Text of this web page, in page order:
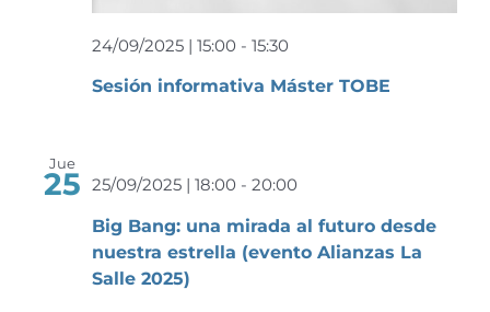
Sesión informativa Máster TOBE
24/09/2025 | 15:00 - 15:30
Jue
25
Big Bang: una mirada al futuro desde
nuestra estrella (evento Alianzas La
Salle 2025)
25/09/2025 | 18:00 - 20:00